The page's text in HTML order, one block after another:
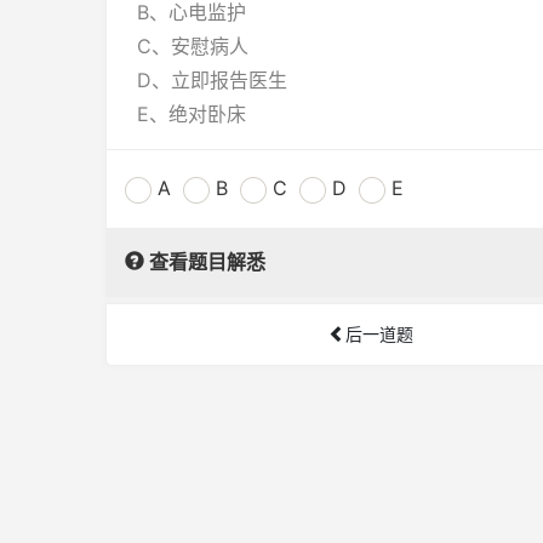
B、心电监护
C、安慰病人
D、立即报告医生
E、绝对卧床
A B C D E
查看题目解悉
后一道题